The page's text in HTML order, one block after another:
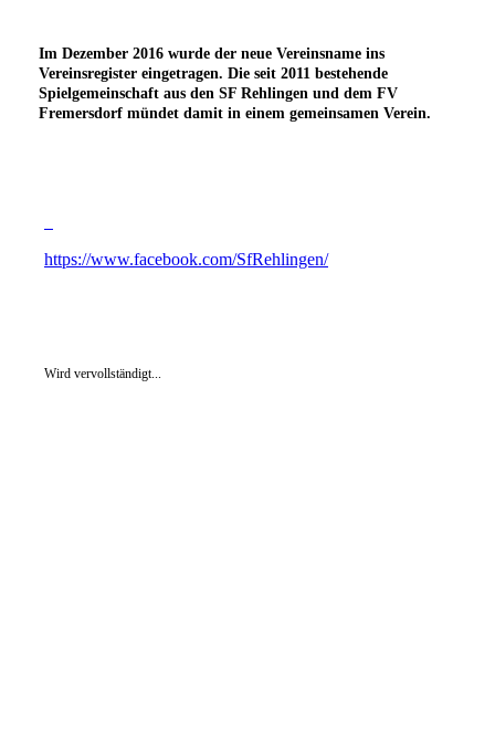
Im Dezember 2016 wurde der neue Vereinsname ins
Vereinsregister eingetragen. Die seit 2011 bestehende
Spielgemeinschaft aus den SF Rehlingen und dem FV
Fremersdorf mündet damit in einem gemeinsamen Verein.
https://www.facebook.com/SfRehlingen/
Wird vervollständigt...